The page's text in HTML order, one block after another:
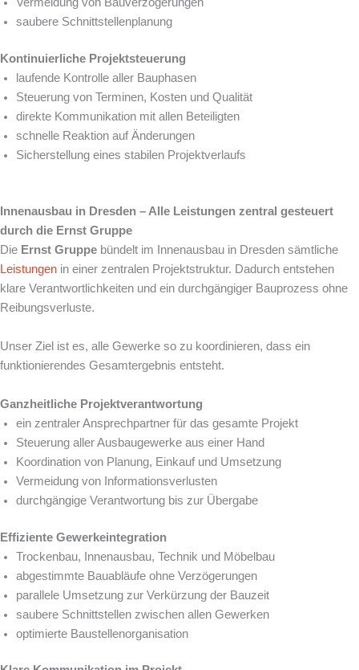
saubere Schnittstellenplanung
Kontinuierliche Projektsteuerung
laufende Kontrolle aller Bauphasen
Steuerung von Terminen, Kosten und Qualität
direkte Kommunikation mit allen Beteiligten
schnelle Reaktion auf Änderungen
Sicherstellung eines stabilen Projektverlaufs
Innenausbau in Dresden – Alle Leistungen zentral gesteuert
durch die Ernst Gruppe
Die Ernst Gruppe bündelt im Innenausbau in Dresden sämtliche
Leistungen in einer zentralen Projektstruktur. Dadurch entstehen
klare Verantwortlichkeiten und ein durchgängiger Bauprozess ohne
Reibungsverluste.
Unser Ziel ist es, alle Gewerke so zu koordinieren, dass ein
funktionierendes Gesamtergebnis entsteht.
Ganzheitliche Projektverantwortung
ein zentraler Ansprechpartner für das gesamte Projekt
Steuerung aller Ausbaugewerke aus einer Hand
Koordination von Planung, Einkauf und Umsetzung
Vermeidung von Informationsverlusten
durchgängige Verantwortung bis zur Übergabe
Effiziente Gewerkeintegration
Trockenbau, Innenausbau, Technik und Möbelbau
abgestimmte Bauabläufe ohne Verzögerungen
parallele Umsetzung zur Verkürzung der Bauzeit
saubere Schnittstellen zwischen allen Gewerken
optimierte Baustellenorganisation